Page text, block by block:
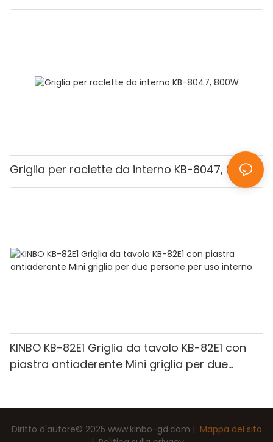
Griglia per raclette da interno KB-8047, 800W
KINBO KB-82E1 Griglia da tavolo KB-82E1 con
piastra antiaderente Mini griglia per due
Diritto d'autore© 2025 www.kinbo-gd.com | Mappa del sito